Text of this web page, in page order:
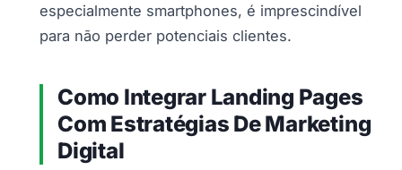
especialmente smartphones, é imprescindível
para não perder potenciais clientes.
Como Integrar Landing Pages
Com Estratégias De Marketing
Digital